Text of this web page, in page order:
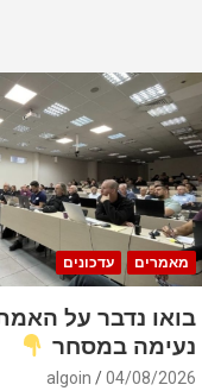
מאמרים עדכונים
בואו נדבר על
נעימה במסחר
04/08/2026
algoin